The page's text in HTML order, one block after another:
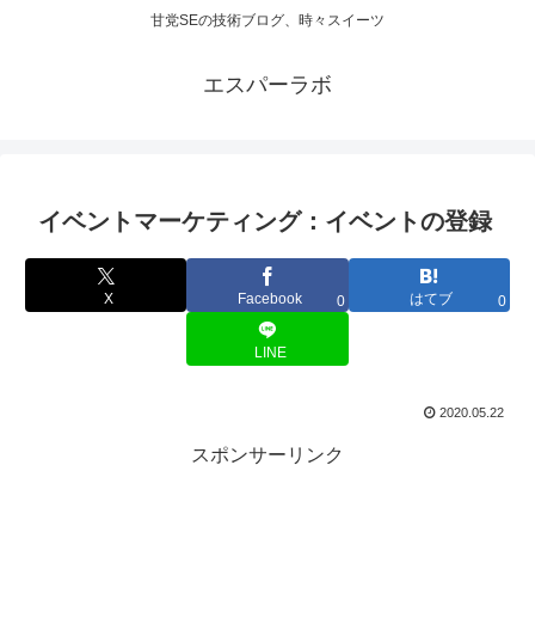
甘党SEの技術ブログ、時々スイーツ
エスパーラボ
イベントマーケティング：イベントの登録
X Facebook 0 はてブ 0
LINE
2020.05.22
スポンサーリンク